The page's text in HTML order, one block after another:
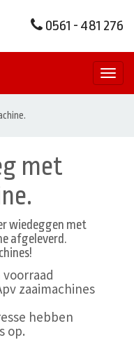
0561 - 481 276
met
wiedeggen met
afgeleverd.
zaaimachines
hebben
op.